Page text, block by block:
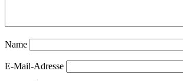
Name
E-Mail-Adresse